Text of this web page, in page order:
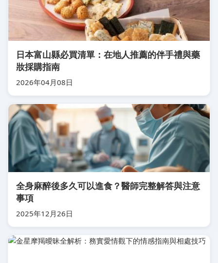
日本富山縣必買清單：在地人推薦的伴手禮與藥
妝採購指南
2026年04月08日
全身麻醉後多久可以進食？醫師完整解答與注意
事項
2025年12月26日